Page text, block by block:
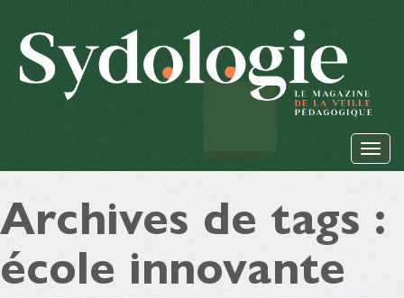
Archives de tags :
école innovante